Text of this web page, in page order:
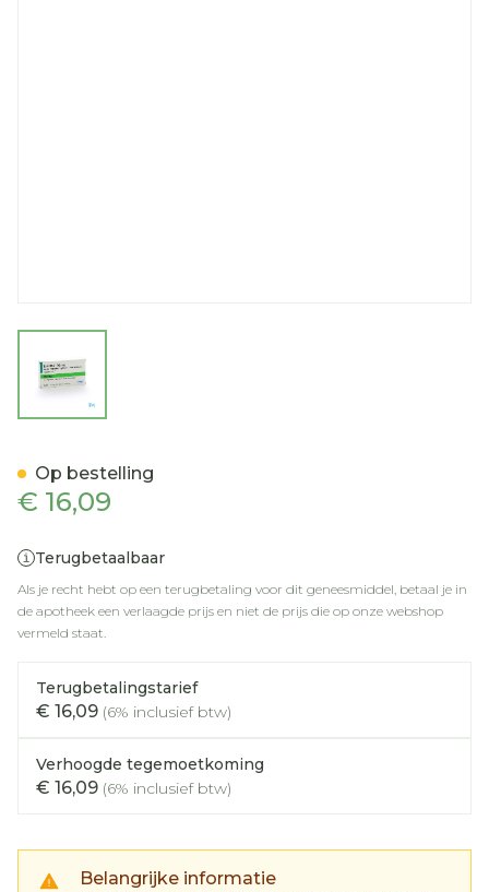
€ 16,09
Terugbetaalbaar
Als je recht hebt op een terugbetaling voor dit geneesmiddel, betaal je in
de apotheek een verlaagde prijs en niet de prijs die op onze webshop
vermeld staat.
Terugbetalingstarief
€ 16,09 (6% inclusief btw)
Verhoogde tegemoetkoming
€ 16,09 (6% inclusief btw)
Belangrijke informatie
Op bestelling